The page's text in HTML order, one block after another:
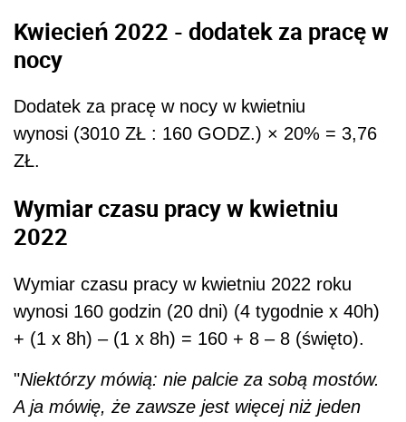
Kwiecień 2022 - dodatek za pracę w
nocy
Dodatek za pracę w nocy w kwietniu
wynosi (3010 ZŁ : 160 GODZ.) × 20% = 3,76
ZŁ.
Wymiar czasu pracy w kwietniu
2022
Wymiar czasu pracy w kwietniu 2022 roku
wynosi 160 godzin (20 dni) (4 tygodnie x 40h)
+ (1 x 8h) – (1 x 8h) = 160 + 8 – 8 (święto).
"Niektórzy mówią: nie palcie za sobą mostów.
A ja mówię, że zawsze jest więcej niż jeden